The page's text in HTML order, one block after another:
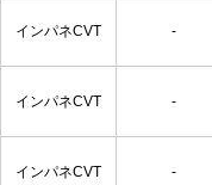
インパネCVT -
インパネCVT -
インパネCVT -